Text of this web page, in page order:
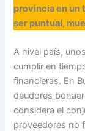
provincia en un
ser puntual,
A nivel país,
cumplir en
financieras. En
deudores
considera el
proveedores no